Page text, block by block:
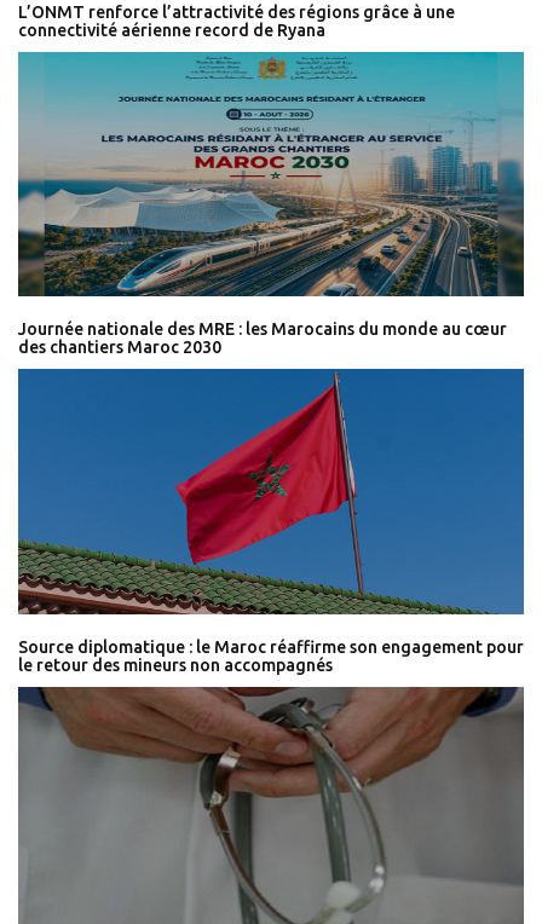
L’ONMT renforce l’attractivité des régions grâce à une
connectivité aérienne record de Ryana
Journée nationale des MRE : les Marocains du monde au cœur
des chantiers Maroc 2030
Source diplomatique : le Maroc réaffirme son engagement pour
le retour des mineurs non accompagnés